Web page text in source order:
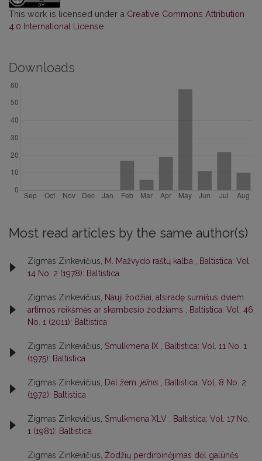
This work is licensed under a Creative Commons Attribution
4.0 International License
Downloads
Most read articles by the same author(s)
Zigmas Zinkevičius, M. Mažvydo raštų kalba
Baltistica: Vol.
14 No. 2 (1978): Baltistica
Zigmas Zinkevičius,
Nauji žodžiai, atsiradę sumišus dviem
artimos reikšmės ar skambesio žodžiams
Baltistica: Vol. 46
No. 1 (2011): Baltistica
Zigmas Zinkevičius, Smulkmena IX
Baltistica: Vol. 11 No. 1
(1975): Baltistica
Zigmas Zinkevičius, Dėl žem. jeĩnis
Baltistica: Vol. 8 No. 2
(1972): Baltistica
Zigmas Zinkevičius, Smulkmena XLV
Baltistica: Vol. 17 No.
1 (1981): Baltistica
Zigmas Zinkevičius, Žodžių perdirbinėjimas dėl galūnės